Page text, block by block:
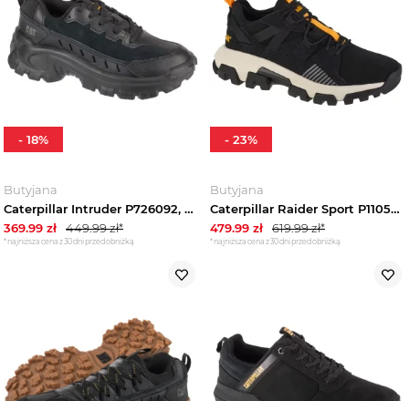
Butyjana
Caterpillar Intruder P726092, Męskie, Czarne, buty sneakers, skóra licowa, rozmiar: 41
369.99 zł 449.99zł*
*najniższa cena z 30 dni przed obniżką
- 18%
Butyjana
Caterpillar Raider Sport P110597, Męskie, Czarne, buty sneakers, tkanina, rozmiar: 44
479.99 zł 619.99zł*
*najniższa cena z 30 dni przed obniżką
- 23%